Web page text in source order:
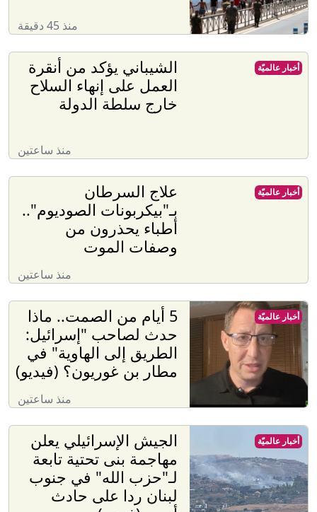
منذ 45 دقيقة
الشيباني يؤكد من أنقرة
العمل على إنهاء السلاح
خارج سلطة الدولة
منذ ساعتين
أخبار عالميّة
علاج السرطان
بـ"بيكربونات الصوديوم"..
أطباء يحذرون من
وصفات الموت
منذ ساعتين
أخبار عالميّة
5 أيام من الصمت.. ماذا
حدث لصاحب "إسرائيل:
الطريق إلى الهاوية" في
مطار بن غوريون؟ (فيديو)
منذ ساعتين
أخبار عالميّة
الجيش الإسرائيلي يعلن
مهاجمة بنى تحتية تابعة
لـ"حزب الله" في جنوب
لبنان ردا على حادث
أخبار عالميّة